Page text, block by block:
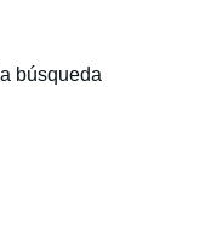
búsqueda